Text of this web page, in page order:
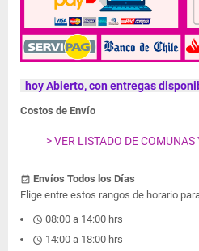
hoy Abierto, con entregas
Costos de Envío
> VER LISTADO DE COMUNAS
event_available Envíos Todos los Días
Elige entre estos rangos de horario
schedule 08:00 a 14:00 hrs
schedule 14:00 a 18:00 hrs